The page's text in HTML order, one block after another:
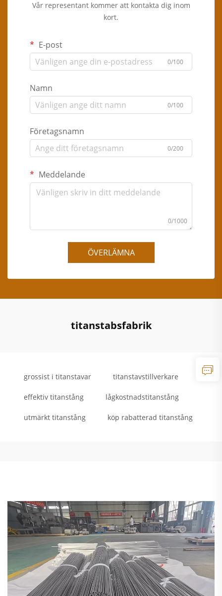
Vår representant kommer att kontakta dig inom
kort.
E-post
0/100
Namn
0/100
Företagsnamn
0/200
Meddelande
0/1000
ÖVERLÄMNA
titanstabsfabrik
grossist i titanstavar titanstavstillverkare
effektiv titanstång lågkostnadstitanstång
utmärkt titanstång köp rabatterad titanstång